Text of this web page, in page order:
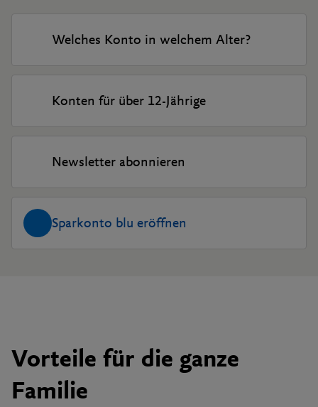
Welches Konto in welchem Alter?
Konten für über 12-Jährige
Newsletter abonnieren
Sparkonto blu eröffnen
Vorteile für die ganze
Familie